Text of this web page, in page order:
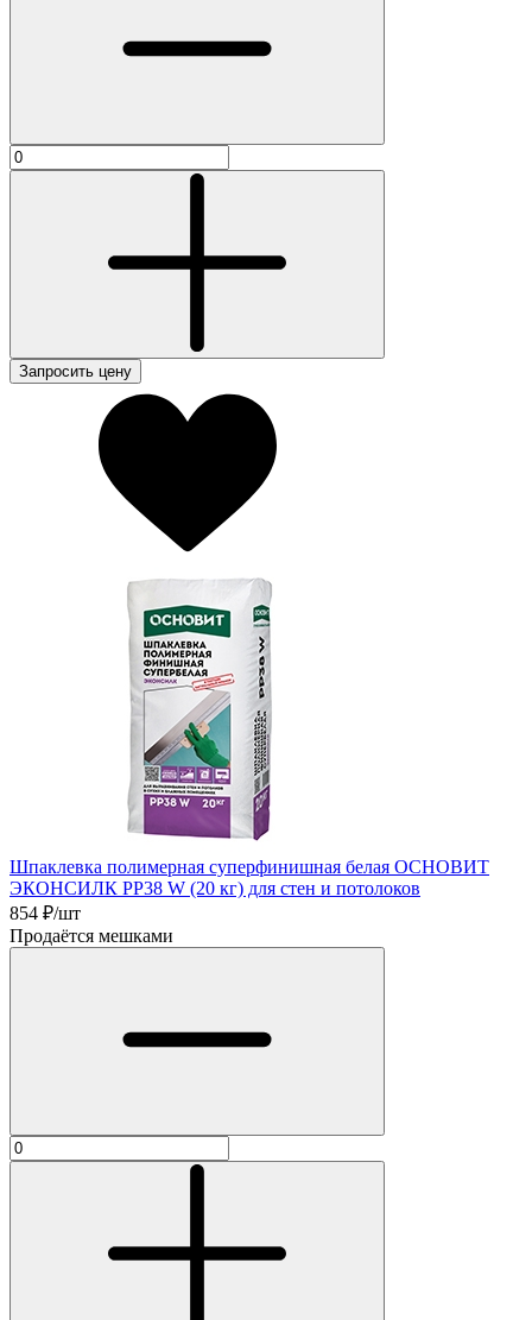
Запросить цену
Шпаклевка полимерная суперфинишная белая ОСНОВИТ
ЭКОНСИЛК PP38 W (20 кг) для стен и потолоков
854 ₽/шт
Продаётся мешками